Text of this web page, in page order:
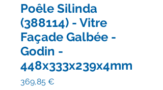
Poêle Silinda
(388114) - Vitre
Façade Galbée -
Godin -
448x333x239x4mm
369,85 €